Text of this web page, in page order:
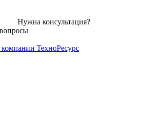
Нужна консультация?